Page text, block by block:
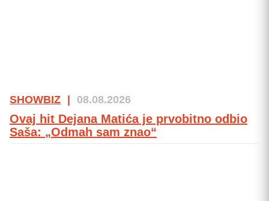
SHOWBIZ 08.08.2026
Ovaj hit Dejana Matića je prvobitno odbio
Saša: „Odmah sam znao“